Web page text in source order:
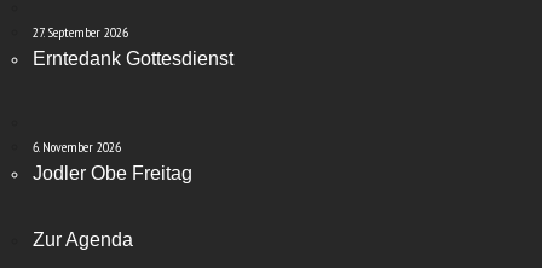
27. September 2026
Erntedank Gottesdienst
6. November 2026
Jodler Obe Freitag
Zur Agenda